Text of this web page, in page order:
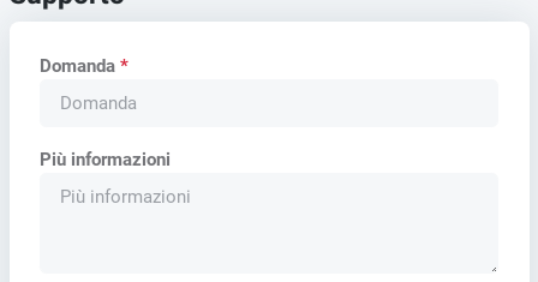
Domanda*
Più informazioni